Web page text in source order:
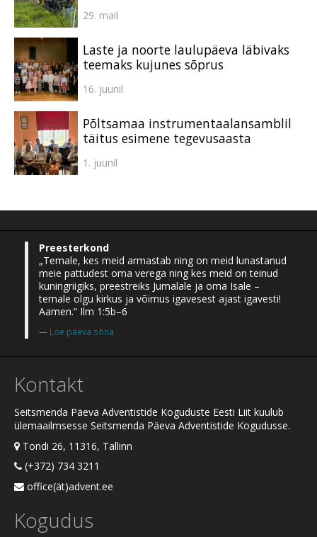
29. mail
Laste ja noorte laulupäeva läbivaks
teemaks kujunes sõprus
16. juunil
Põltsamaa instrumentaalansamblil
täitus esimene tegevusaasta
1. juunil
Preesterkond
„Temale, kes meid armastab ning on meid lunastanud
meie pattudest oma verega ning kes meid on teinud
kuningriigiks, preestreiks Jumalale ja oma Isale –
temale olgu kirkus ja võimus igavesest ajast igavesti!
Aamen.“ Ilm 1:5b–6
Loe päeva sõna
Kontakt
Seitsmenda Päeva Adventistide Koguduste Eesti Liit kuulub
ülemaailmsesse Seitsmenda Päeva Adventistide Kogudusse.
Tondi 26, 11316, Tallinn
(+372) 734 3211
office(ät)advent.ee
Kogudus